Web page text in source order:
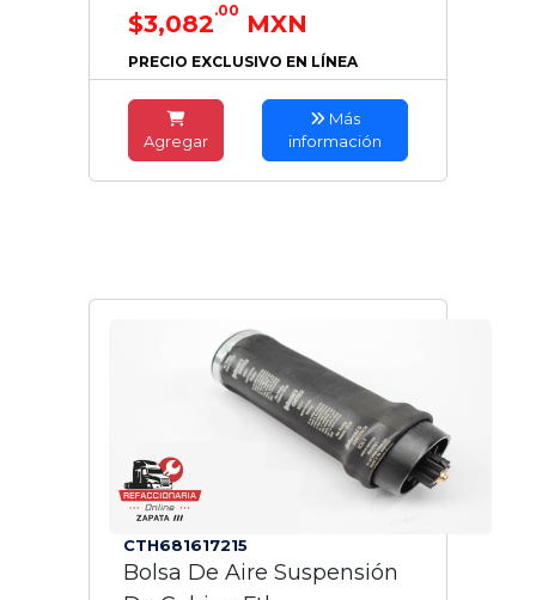
$3,082.00 MXN
PRECIO EXCLUSIVO EN LÍNEA
Agregar
Más
información
CTH681617215
Bolsa De Aire Suspensión